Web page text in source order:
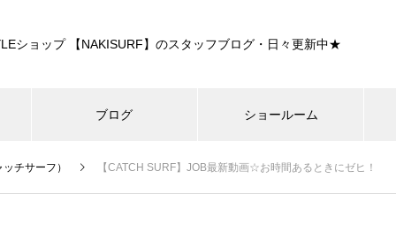
ショップ 【NAKISURF】のスタッフブログ・日々更新中★
ブログ ショールーム
チサーフ） 【CATCH SURF】JOB最新動画☆お時間あるときにゼヒ！